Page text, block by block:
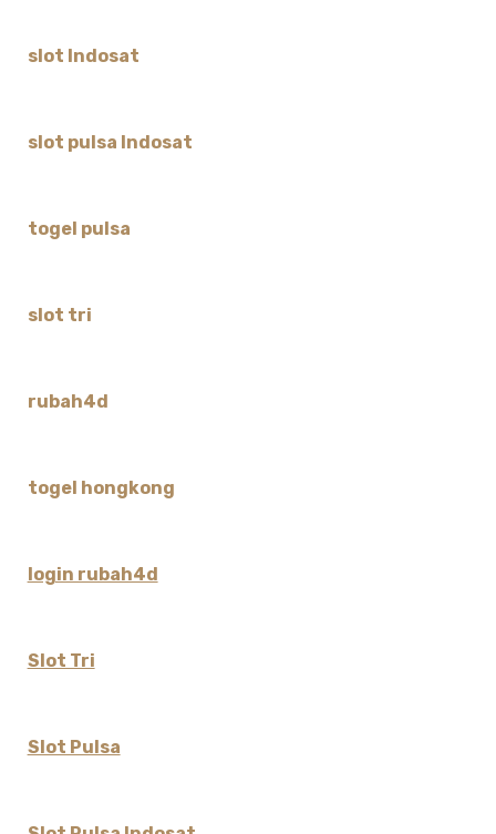
slot Indosat
slot pulsa Indosat
togel pulsa
slot tri
rubah4d
togel hongkong
login rubah4d
Slot Tri
Slot Pulsa